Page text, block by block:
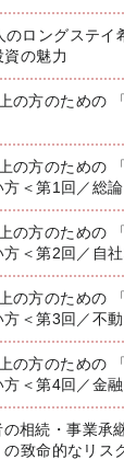
ロングステイ
資の魅力
の方のための
の方のための
＜第1回／総論
の方のための
＜第2回／自社
の方のための
＜第3回／不動
の方のための
＜第4回／金
相続・事業承
の致命的なリス